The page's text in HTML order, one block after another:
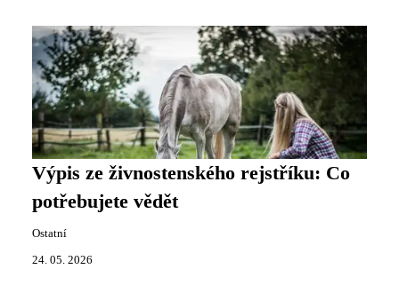
Výpis ze živnostenského rejstříku: Co
potřebujete vědět
Ostatní
24. 05. 2026